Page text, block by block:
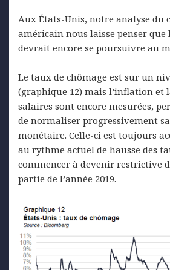
Aux États-Unis, notre analyse du
américain nous laisse penser que
devrait encore se poursuivre au
Le taux de chômage est sur un
(graphique 12) mais l’inflation et
salaires sont encore mesurées,
de normaliser progressivement
monétaire. Celle-ci est toujours
au rythme actuel de hausse des
commencer à devenir restrictive
partie de l’année 2019.